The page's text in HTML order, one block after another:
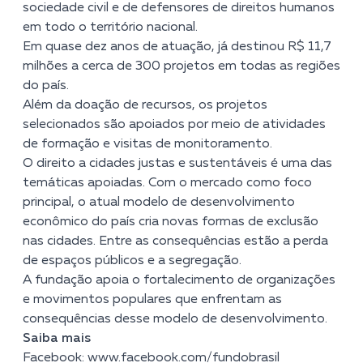
sociedade civil e de defensores de direitos humanos
em todo o território nacional.
Em quase dez anos de atuação, já destinou R$ 11,7
milhões a cerca de 300 projetos em todas as regiões
do país.
Além da doação de recursos, os projetos
selecionados são apoiados por meio de atividades
de formação e visitas de monitoramento.
O direito a cidades justas e sustentáveis é uma das
temáticas apoiadas. Com o mercado como foco
principal, o atual modelo de desenvolvimento
econômico do país cria novas formas de exclusão
nas cidades. Entre as consequências estão a perda
de espaços públicos e a segregação.
A fundação apoia o fortalecimento de organizações
e movimentos populares que enfrentam as
consequências desse modelo de desenvolvimento.
Saiba mais
Facebook: www.facebook.com/fundobrasil